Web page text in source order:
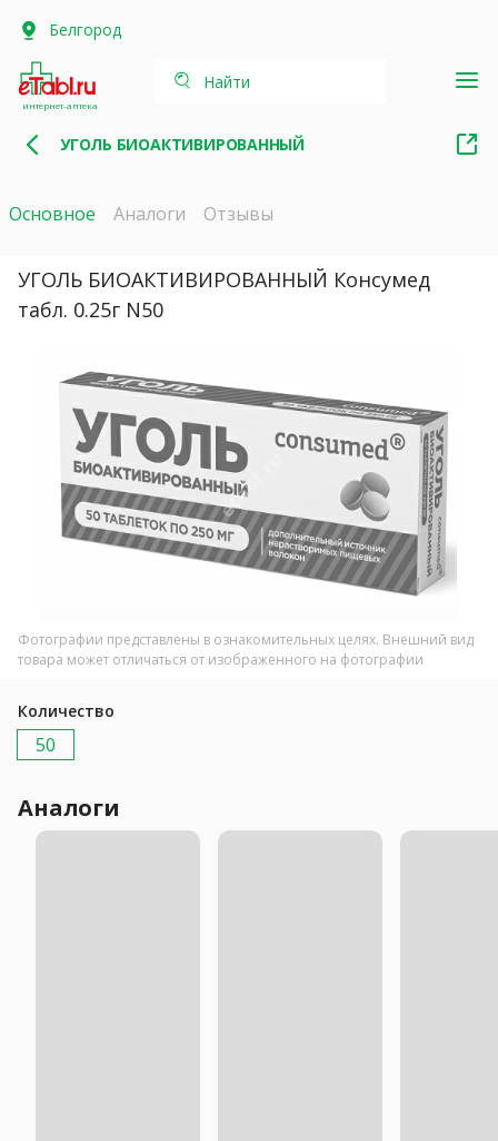
Белгород
интернет-аптека
Найти
УГОЛЬ БИОАКТИВИРОВАННЫЙ
Основное Аналоги Отзывы
УГОЛЬ БИОАКТИВИРОВАННЫЙ Консумед
табл. 0.25г N50
Фотографии представлены в ознакомительных целях. Внешний вид
товара может отличаться от изображенного на фотографии
Количество
50
Аналоги